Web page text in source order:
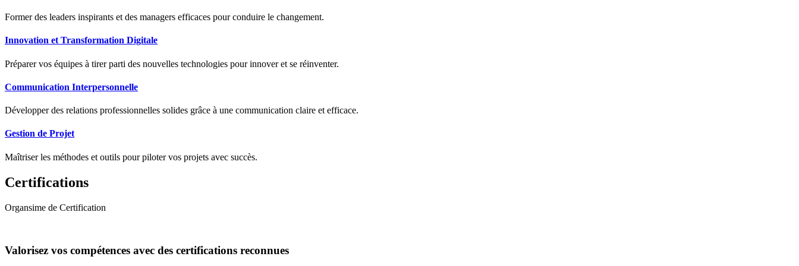
Former des leaders inspirants et des managers efficaces pour conduire le changement.
Innovation et Transformation Digitale
Préparer vos équipes à tirer parti des nouvelles technologies pour innover et se réinventer.
Communication Interpersonnelle
Développer des relations professionnelles solides grâce à une communication claire et efficace.
Gestion de Projet
Maîtriser les méthodes et outils pour piloter vos projets avec succès.
Certifications
Organsime de Certification
Valorisez vos compétences avec des certifications reconnues